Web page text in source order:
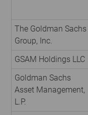
The Goldman Sachs
Group, Inc.
GSAM Holdings LLC
Goldman Sachs
Asset Management,
L.P.